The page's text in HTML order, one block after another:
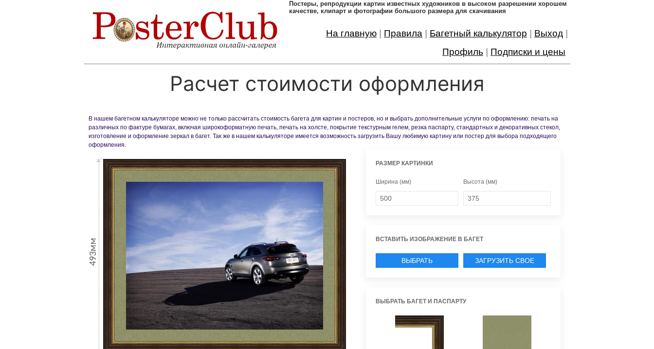
Постеры, pепродукции картин известных художников в высоком разрешении хорошем
качестве, клипарт и фотографии большого размера для скачивания
На главную Правила Багетный калькулятор Выход
Профиль
Подписки и цены
Расчет стоимости оформления
В нашем багетном калькуляторе можно не только рассчитать стоимость багета для картин и постеров, но и выбрать дополнительные услуги по оформлению: печать на
различных по фактуре бумагах, включая широкоформатную печать, печать на холсте, покрытие текстурным гелем, резка паспарту, стандартных и декоративных стекол,
изготовление и оформление зеркал в багет. Так же в нашем калькуляторе имеется возможность загрузить Вашу любимую картину или постер для выбора подходящего
оформления.
493мм
РАЗМЕР КАРТИНКИ
Ширина (мм) Высота (мм)
ВСТАВИТЬ ИЗОБРАЖЕНИЕ В БАГЕТ
ВЫБРАТЬ
ЗАГРУЗИТЬ СВОЕ
ВЫБРАТЬ БАГЕТ И ПАСПАРТУ